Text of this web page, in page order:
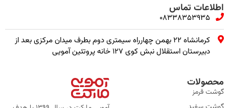
اطلاعات تماس
08338353935
کرمانشاه ۲۲ بهمن چهارراه سیمتری دوم بطرف میدان مرکزی بعد از
دبیرستان استقلال نبش کوی ۱۲۷ خانه پروتئین آمویی
محصولات
گوشت قرمز